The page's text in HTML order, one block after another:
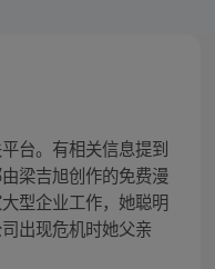
台。有相关信息提到
梁吉旭创作的免费漫
型企业工作，她聪明
出现危机时她父亲